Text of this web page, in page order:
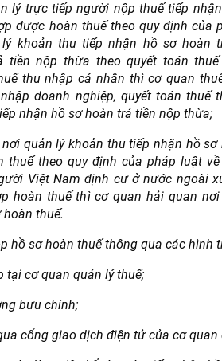
lý trực tiếp người nộp thuế tiếp
được hoàn thuế theo quy định của
khoản thu tiếp nhận hồ sơ hoàn
tiền nộp thừa theo quyết toán
thu nhập cá nhân thì cơ quan
doanh nghiệp, quyết toán thuế
nhận hồ sơ hoàn trả tiền nộp thừa;
quản lý khoản thu tiếp nhận hồ
thuế theo quy định của pháp luật
Việt Nam định cư ở nước ngoài
hoàn thuế thì cơ quan hải quan
thuế.
hồ sơ hoàn thuế thông qua các hình
tại cơ quan quản lý thuế;
bưu chính;
cổng giao dịch điện tử của cơ quan